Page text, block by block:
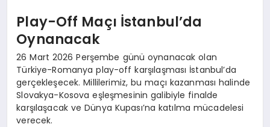
Play-Off Maçı İstanbul’da
Oynanacak
26 Mart 2026 Perşembe günü oynanacak olan
Türkiye-Romanya play-off karşılaşması İstanbul’da
gerçekleşecek. Millilerimiz, bu maçı kazanması halinde
Slovakya-Kosova eşleşmesinin galibiyle finalde
karşılaşacak ve Dünya Kupası’na katılma mücadelesi
verecek.